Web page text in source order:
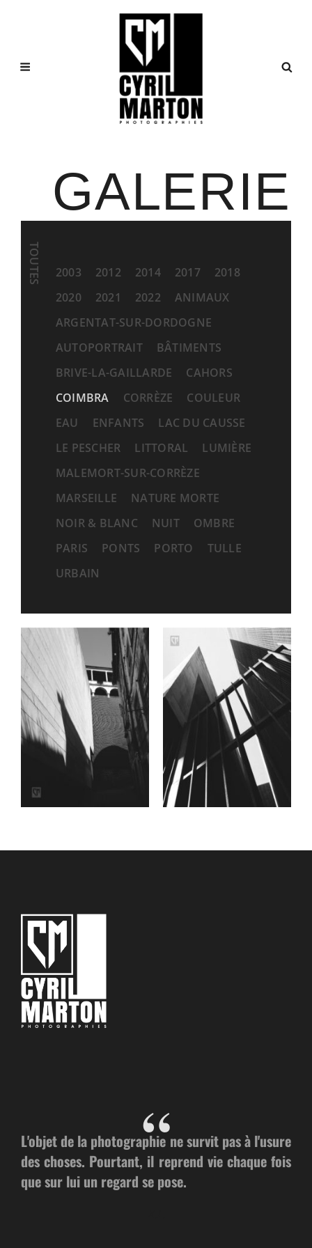
GALERIE
TOUTES 2003 2012 2014 2017
2018
2020
2021 2022
ANIMAUX
ARGENTAT-SUR-DORDOGNE
AUTOPORTRAIT
BÂTIMENTS
BRIVE-LA-GAILLARDE
CAHORS
COIMBRA
CORRÈZE
COULEUR
EAU
ENFANTS
LAC DU CAUSSE
LE PESCHER
LITTORAL
LUMIÈRE
MALEMORT-SUR-CORRÈZE
MARSEILLE
NATURE MORTE
NOIR & BLANC
NUIT
OMBRE
PARIS
PONTS PORTO
TULLE
URBAIN
Date
L'objet de la photographie ne survit pas à l'usure
des choses. Pourtant, il reprend vie chaque fois
que sur lui un regard se pose.